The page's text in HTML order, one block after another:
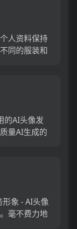
人资料保持
同的服装和
的AI头像发
量AI生成的
象 - AI头像
毫不费力地